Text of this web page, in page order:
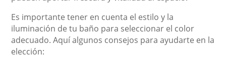
Es importante tener en cuenta el estilo y la
iluminación de tu baño para seleccionar el color
adecuado. Aquí algunos consejos para ayudarte en la
elección: